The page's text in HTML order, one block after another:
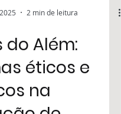
2 min de leitura
Além: